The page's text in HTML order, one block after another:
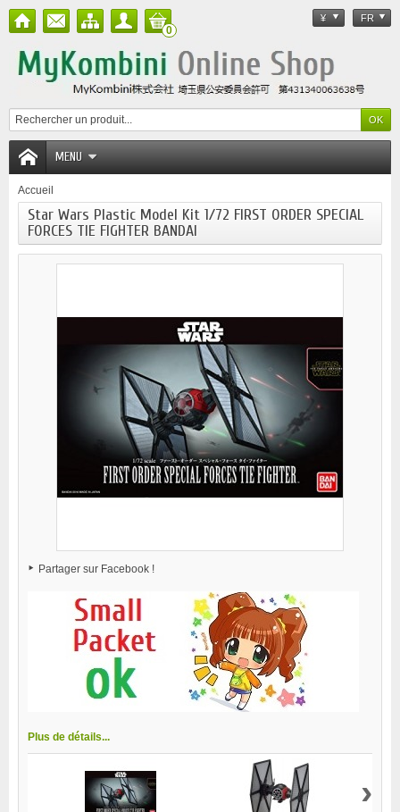
¥ FR
0
MENU
Accueil
Star Wars Plastic Model Kit 1/72 FIRST ORDER SPECIAL
FORCES TIE FIGHTER BANDAI
Partager sur Facebook !
Plus de détails...
›